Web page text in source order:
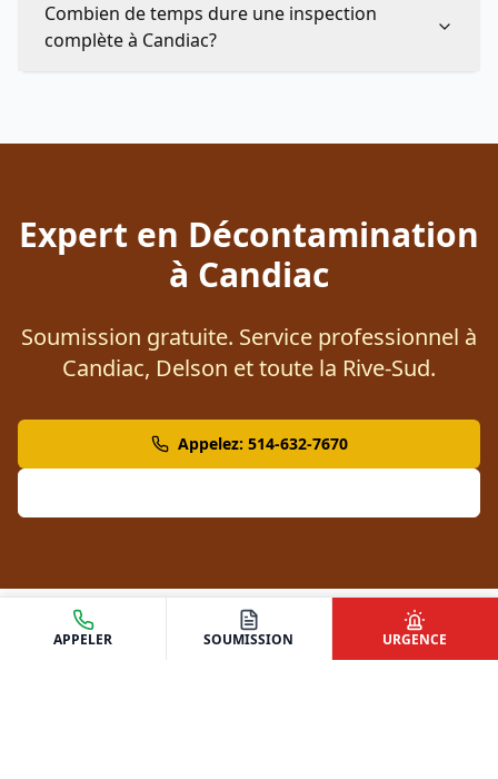
Combien de temps dure une inspection
complète à Candiac?
Expert en Décontamination
à Candiac
Soumission gratuite. Service professionnel à
Candiac, Delson et toute la Rive-Sud.
Appelez: 514-632-7670
APPELER SOUMISSION URGENCE